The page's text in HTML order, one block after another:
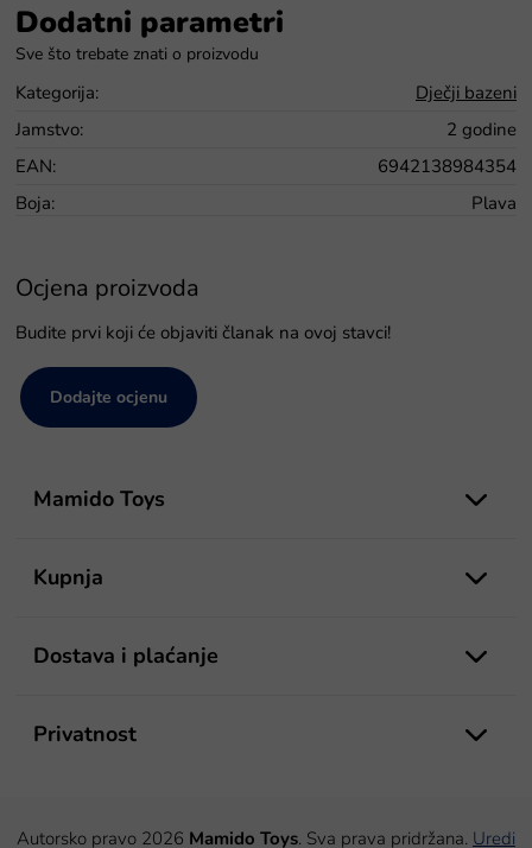
Dodatni parametri
Kategorija:
Dječji bazeni
Jamstvo:
2 godine
EAN:
6942138984354
Boja: Plava
Ocjena proizvoda
Budite prvi koji će objaviti članak na ovoj stavci!
Dodajte ocjenu
Mamido Toys
Kupnja
Dostava i plaćanje
Privatnost
Autorsko pravo 2026 Mamido Toys. Sva prava pridržana. Uredi